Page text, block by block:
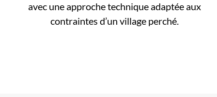
avec une approche technique adaptée aux
contraintes d’un village perché.